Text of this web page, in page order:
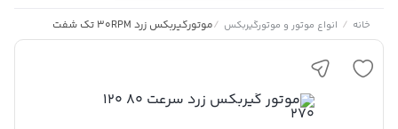
خانه / انواع موتور و موتورگیربکس /موتورگیربکس زرد 30RPM تک شفت